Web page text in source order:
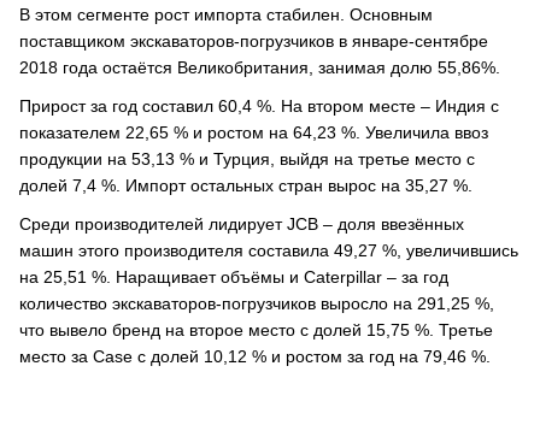
В этом сегменте рост импорта стабилен. Основным
поставщиком экскаваторов-погрузчиков в январе-сентябре
2018 года остаётся Великобритания, занимая долю 55,86%.
Прирост за год составил 60,4 %. На втором месте – Индия с
показателем 22,65 % и ростом на 64,23 %. Увеличила ввоз
продукции на 53,13 % и Турция, выйдя на третье место с
долей 7,4 %. Импорт остальных стран вырос на 35,27 %.
Среди производителей лидирует JCB – доля ввезённых
машин этого производителя составила 49,27 %, увеличившись
на 25,51 %. Наращивает объёмы и Caterpillar – за год
количество экскаваторов-погрузчиков выросло на 291,25 %,
что вывело бренд на второе место с долей 15,75 %. Третье
место за Case с долей 10,12 % и ростом за год на 79,46 %.